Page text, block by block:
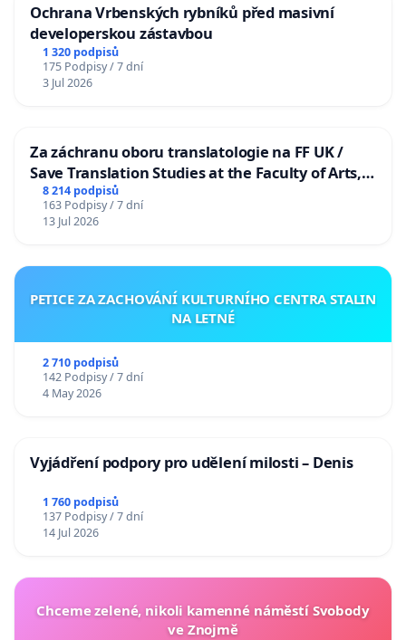
Ochrana Vrbenských rybníků před masivní
developerskou zástavbou
1 320 podpisů
175 Podpisy / 7 dní
3 Jul 2026
Za záchranu oboru translatologie na FF UK /
Save Translation Studies at the Faculty of Arts,
Charles University
8 214 podpisů
163 Podpisy / 7 dní
13 Jul 2026
PETICE ZA ZACHOVÁNÍ KULTURNÍHO CENTRA STALIN
NA LETNÉ
2 710 podpisů
142 Podpisy / 7 dní
4 May 2026
Vyjádření podpory pro udělení milosti – Denis
1 760 podpisů
137 Podpisy / 7 dní
14 Jul 2026
Chceme zelené, nikoli kamenné náměstí Svobody
ve Znojmě